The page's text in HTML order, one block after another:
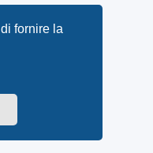
fornire la